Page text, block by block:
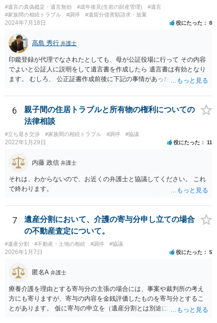
#遺言の真偽鑑定・遺言無効 #成年後見(生前の財産管理)
#遺言
#家族間の相続トラブル
#調停 #遺留分侵害額請求・放棄
2024年7月18日 役にたった 8
高島 秀行 弁護士
印鑑登録が代理でなされたとしても、母が公証役場に行って その内容
でよいと公証人に説明をして遺言書を作成したら 遺言書は有効となり
ます。 むしろ、 公正証書作成前後に下記の事情があったことが証明で
月に携帯が新しくなった母からの第一声は「ここにいたら殺される」
「面会に来てくれ」で、長男に聞くと「面会は出来ない。俺は携帯電
話の使い方を教える為に会っている」「母の話は聞かなくて良い」と
電話が切れました。その後の電話でも「食事に毒が入っている」「体
にチップが埋められている」等、おかしかったです。 当時の診療記
録、介護認定の資料、介護記録を取得して 弁護士に面談で相談された
方がよいと思います。
6
親子間の住居トラブルと所有物の権利についての
法律相談
#立ち退き交渉 #家族間の相続トラブル #調停 #協議
2022年1月29日 役にたった 11
内藤 政信 弁護士
それは、わからないので、お近くの弁護士と協議してください。 これ
で終わります。
7
遺産分割において、介護の寄与分申し立ての場合
の不動産査定について。
#遺産分割 #不動産・土地の相続 #調停 #協議
2026年1月7日 役にたった 5
匿名A 弁護士
療養介護を理由とする寄与分の主張の場合には、事案や裁判所の考え
方にも寄りますが、寄与の内容を金銭評価したものを寄与分とするこ
とがあります。 仮に寄与の申立を（遺産分割とは別途に）して、その